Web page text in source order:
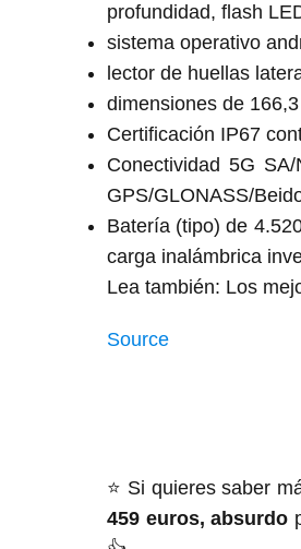
profundidad, flash
sistema operativo
lector de huellas
dimensiones de
Certificación IP67
Conectividad 5G
GPS/GLONASS/
Batería (tipo) de
carga inalámbrica
Lea también: Los
Source
⭐️ Si quieres saber
459 euros, absurdo